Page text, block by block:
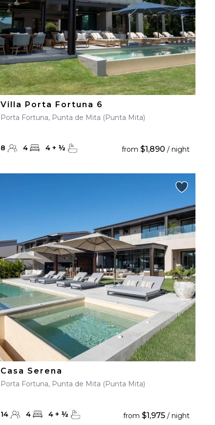
Villa Porta Fortuna 6
Porta Fortuna, Punta de Mita (Punta Mita)
8 4 4 + ½ from $1,890 / night
Casa Serena
Porta Fortuna, Punta de Mita (Punta Mita)
14 4 4 + ½ from $1,975/ night